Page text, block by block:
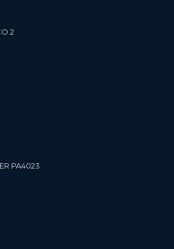
2
PA4023